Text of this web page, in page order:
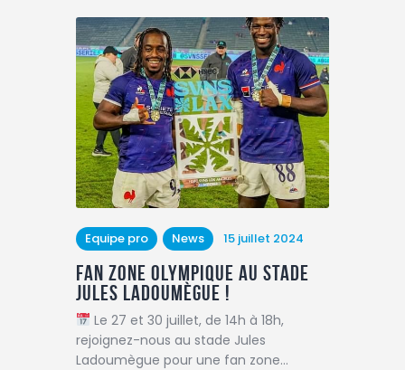
Equipe pro News 15 juillet 2024
Fan Zone Olympique au Stade
Jules Ladoumègue !
Le 27 et 30 juillet, de 14h à 18h,
rejoignez-nous au stade Jules
Ladoumègue pour une fan zone…